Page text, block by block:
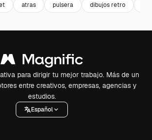
atras pulsera dibujos retro
para dirigir tu mejor trabajo. Más de un
entre creativos, empresas, agencias y
estudios.
Español